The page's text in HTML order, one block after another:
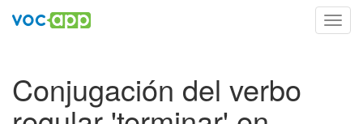
Conjugación del verbo